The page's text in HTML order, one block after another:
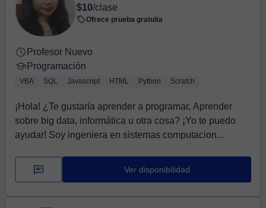
$10/clase
Ofrece prueba gratuita
Profesor Nuevo
Programación
VBA SQL Javascript HTML Python Scratch
¡Hola! ¿Te gustaría aprender a programar, Aprender
sobre big data, informática u otra cosa? ¡Yo te puedo
ayudar! Soy ingeniera en sistemas computacion...
Ver disponibilidad